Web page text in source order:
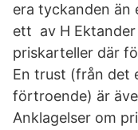
era tyckanden än
ett av H Ektander
priskarteller där
En trust (från det
förtroende) är
Anklagelser om